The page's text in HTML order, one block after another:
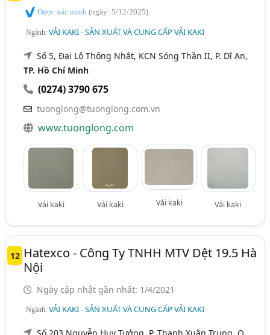
Được xác minh(ngày: 5/12/2025)
Ngành:VẢI KAKI - SẢN XUẤT VÀ CUNG CẤP VẢI KAKI
Số 5, Đại Lộ Thống Nhất, KCN Sóng Thần II, P. Dĩ An,
TP. Hồ Chí Minh
(0274) 3790 675
tuonglong@tuonglong.com.vn
www.tuonglong.com
Vải kaki Vải kaki Vải kaki Vải kaki
12 Hatexco - Công Ty TNHH MTV Dệt 19.5 Hà
Nội
Ngày cập nhật gần nhất: 1/4/2021
Ngành:VẢI KAKI - SẢN XUẤT VÀ CUNG CẤP VẢI KAKI
Số 203 Nguyễn Huy Tưởng, P. Thanh Xuân Trung, Q.